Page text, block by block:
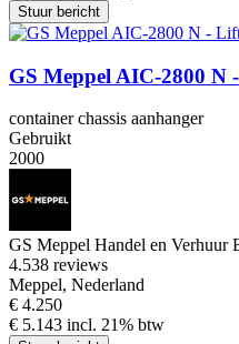
Stuur bericht
GS Meppel AIC-2800 N
container chassis aanhanger
Gebruikt
2000
GS Meppel Handel en Verhuur
4.538 reviews
Meppel, Nederland
€ 4.250
€ 5.143 incl. 21% btw